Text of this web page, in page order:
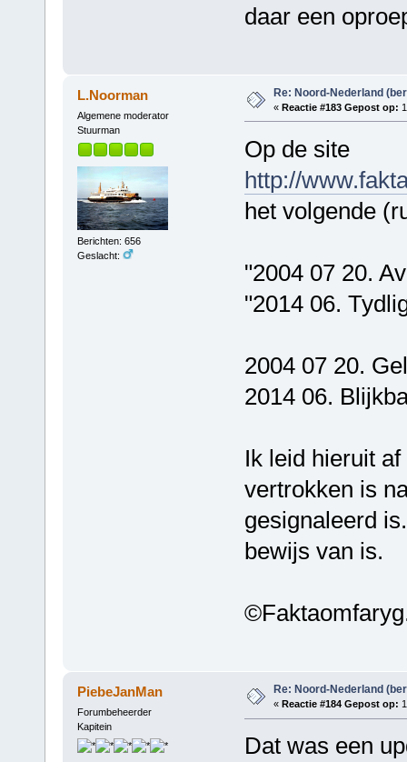
daar een
L.Noorman
Algemene moderator
Stuurman
Berichten: 656
Geslacht:
Re: Noord-Nederland
« Reactie #183 Gepost op:
Op de site
http://
het volgende
"2004 07 20.
"2014 06.
2004 07 20.
2014 06.
Ik leid hieruit
vertrokken is
gesignaleerd
bewijs van is.
PiebeJanMan
Forumbeheerder
Kapitein
Re: Noord-Nederland
« Reactie #184 Gepost op:
Dat was een